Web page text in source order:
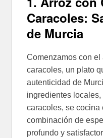
Caracoles:
de Murcia
Comenzamos con
caracoles, un plato
autenticidad de
ingredientes
caracoles, se cocina
combinación de
profundo y